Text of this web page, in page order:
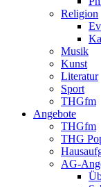
Religion
Musik
Kunst
Literatur
Sport
THGfm
Angebote
THGfm
THG
AG-